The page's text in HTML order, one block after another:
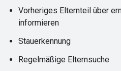
Vorheriges Elternteil über
informieren
Stauerkennung
Regelmäßige Elternsuche